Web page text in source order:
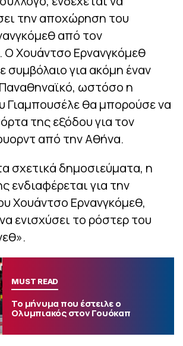
την αποχώρηση του
από τον
Ο Χουάντσο Ερνανγκόμεθ
συμβόλαιο για ακόμη έναν
ωστόσο η
Γιαμπουσέλε θα μπορούσε να
της εξόδου για τον
από την Αθήνα.
σχετικά δημοσιεύματα, η
ενδιαφέρεται για την
Χουάντσο Ερνανγκόμεθ,
ενισχύσει το ρόστερ του
MUST READ
Το μήνυμα που έστειλε ο
Ολυμπιακός στον Γουόκαπ